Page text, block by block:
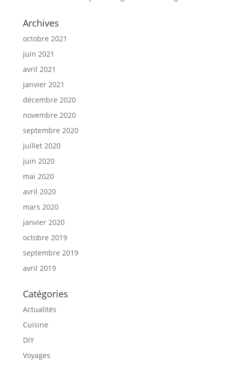
Archives
octobre 2021
juin 2021
avril 2021
janvier 2021
décembre 2020
novembre 2020
septembre 2020
juillet 2020
juin 2020
mai 2020
avril 2020
mars 2020
janvier 2020
octobre 2019
septembre 2019
avril 2019
Catégories
Actualités
Cuisine
DIY
Voyages